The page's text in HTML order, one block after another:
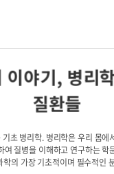
이야기, 병리
질환들
초 병리학. 병리학은 우리 몸에
여 질병을 이해하고 연구하는 학
학의 가장 기초적이며 필수적인